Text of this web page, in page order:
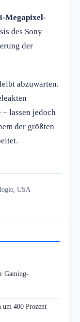
Megapixel-
des Sony
der
abzuwarten.
lassen jedoch
der größten
USA
Gaming-
um 400 Prozent